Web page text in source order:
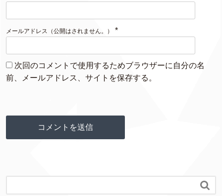
メールアドレス（公開はされません。） *
次回のコメントで使用するためブラウザーに自分の名
前、メールアドレス、サイトを保存する。
